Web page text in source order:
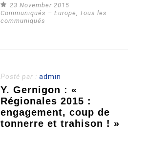
23 November 2015
Communiqués – Europe
Tous les
communiqués
Posté par :admin
Y. Gernigon : «
Régionales 2015 :
engagement, coup de
tonnerre et trahison ! »